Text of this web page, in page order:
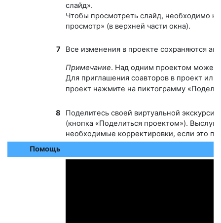
слайд».
Чтобы просмотреть слайд, необходимо
просмотр» (в верхней части окна).
7 Все изменения в проекте сохраняются
Примечание. Над одним проектом может
Для приглашения соавторов в проект
проект нажмите на пиктограмму
8
Поделитесь своей виртуальной
(кнопка «Поделиться проектом»).
необходимые корректировки, если это
Помощь